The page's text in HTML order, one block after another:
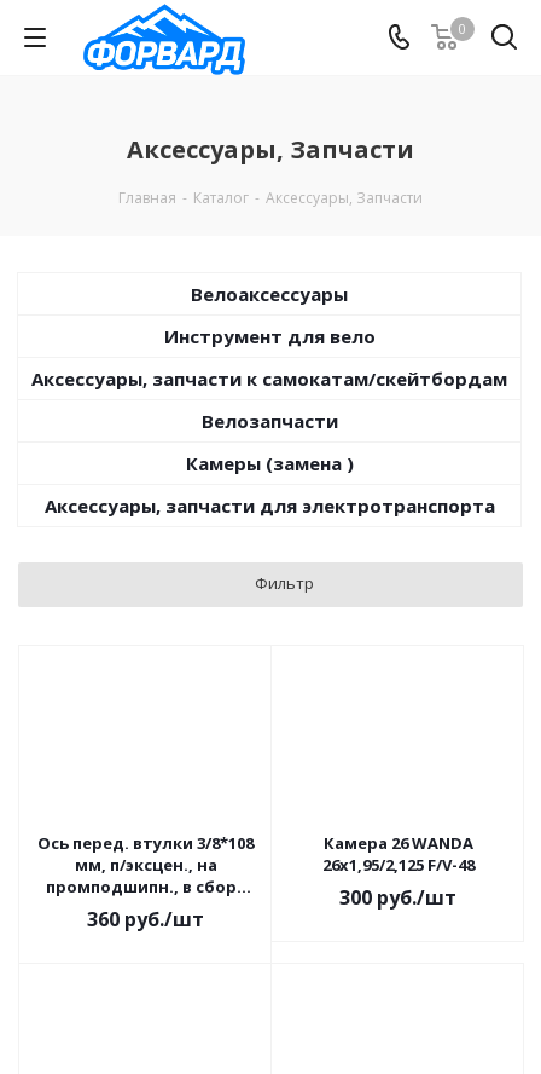
0
Аксессуары, Запчасти
Главная - Каталог - Аксессуары, Запчасти
Велоаксессуары
Инструмент для вело
Аксессуары, запчасти к самокатам/скейтбордам
Велозапчасти
Камеры (замена )
Аксессуары, запчасти для электротранспорта
Фильтр
Ось перед. втулки 3/8*108
мм, п/эксцен., на
промподшипн., в сборе
WZ-AX07FB
360 руб./шт
Камера 26 WANDA
26х1,95/2,125 F/V-48
300 руб./шт